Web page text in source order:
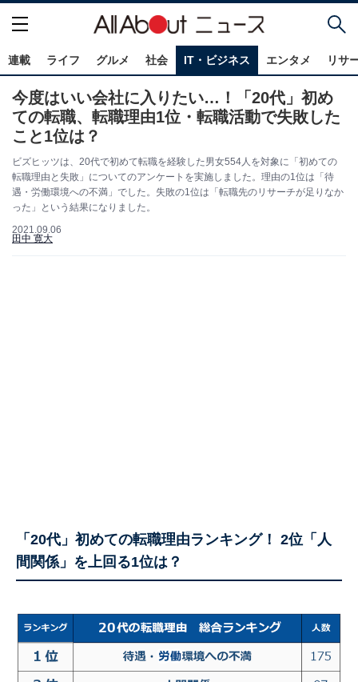
連載 ライフ グルメ 社会 IT・ビジネス エンタメ リサ
今度はいい会社に入りたい…！「20代」初め
ての転職、転職理由1位・転職活動で失敗した
こと1位は？
ビズヒッツは、20代で初めて転職を経験した男女554人を対象に「初めての
転職理由と失敗」についてのアンケートを実施しました。理由の1位は「待
遇・労働環境への不満」でした。失敗の1位は「転職先のリサーチが足りなか
った」という結果になりました。
2021.09.06
田中 寛大
「20代」初めての転職理由ランキング！ 2位「人
間関係」を上回る1位は？